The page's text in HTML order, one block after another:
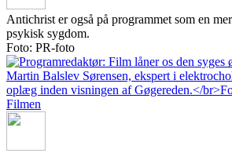
Antichrist er også på programmet som en
psykisk sygdom.
Foto: PR-foto